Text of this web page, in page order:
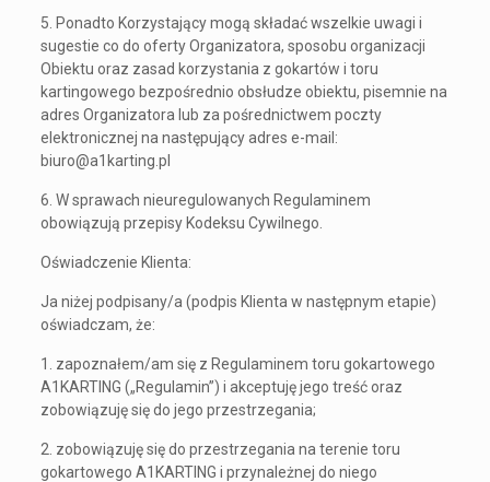
5. Ponadto Korzystający mogą składać wszelkie uwagi i
sugestie co do oferty Organizatora, sposobu organizacji
Obiektu oraz zasad korzystania z gokartów i toru
kartingowego bezpośrednio obsłudze obiektu, pisemnie na
adres Organizatora lub za pośrednictwem poczty
elektronicznej na następujący adres e-mail:
biuro@a1karting.pl
6. W sprawach nieuregulowanych Regulaminem
obowiązują przepisy Kodeksu Cywilnego.
Oświadczenie Klienta:
Ja niżej podpisany/a (podpis Klienta w następnym etapie)
oświadczam, że:
1. zapoznałem/am się z Regulaminem toru gokartowego
A1KARTING („Regulamin”) i akceptuję jego treść oraz
zobowiązuję się do jego przestrzegania;
2. zobowiązuję się do przestrzegania na terenie toru
gokartowego A1KARTING i przynależnej do niego